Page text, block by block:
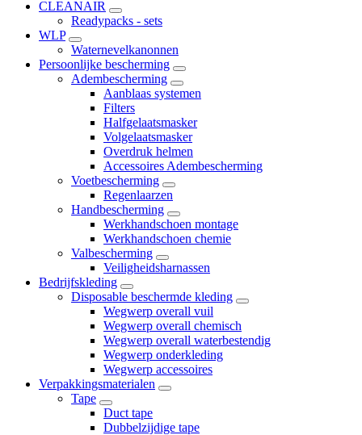
CLEANAIR
Readypacks - sets
WLP
Waternevelkanonnen
Persoonlijke bescherming
Adembescherming
Aanblaas systemen
Filters
Halfgelaatsmasker
Volgelaatsmasker
Overdruk helmen
Accessoires Adembescherming
Voetbescherming
Regenlaarzen
Handbescherming
Werkhandschoen montage
Werkhandschoen chemie
Valbescherming
Veiligheidsharnassen
Bedrijfskleding
Disposable beschermde kleding
Wegwerp overall vuil
Wegwerp overall chemisch
Wegwerp overall waterbestendig
Wegwerp onderkleding
Wegwerp accessoires
Verpakkingsmaterialen
Tape
Duct tape
Dubbelzijdige tape